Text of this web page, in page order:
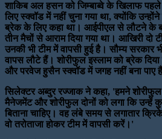
शाकिब अल हसन को जिम्बाब्वे के खिलाफ
लिए स्क्वॉड में नहीं चुना गया था, क्योंकि
ब्रेक के लिए कहा था। आईपीएल से लौटने के
तीन मैचों से आराम दिया गया था। आखिरी दो
उनकी भी टीम में वापसी हुई है। सौम्य सरकार
वापस लौटे हैं। शोरीफुल इस्लाम को ब्रेक
और परवेज हुसैन स्क्वॉड में जगह नहीं बना पाए
सिलेक्टर अब्दुर रज्जाक ने कहा, 'हमने शोरीफुल
मैनेजमेंट और शोरीफुल दोनों को लगा कि उन्हें
बिताना चाहिए। वह लंबे समय से लगातार
वो तरोताजा होकर टीम में वापसी करें।'